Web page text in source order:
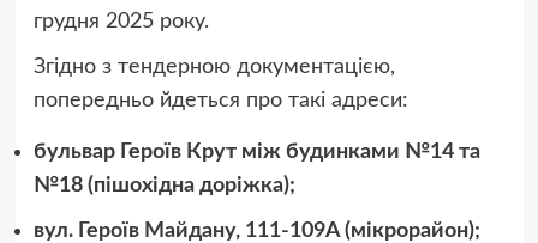
грудня 2025 року.
Згідно з тендерною документацією,
попередньо йдеться про такі адреси:
бульвар Героїв Крут між будинками №14 та
№18 (пішохідна доріжка);
вул. Героїв Майдану, 111-109А (мікрорайон);